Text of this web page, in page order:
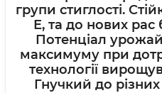
групи стиглості.
Е, та до нових
Потенціал
максимуму при
технології
Гнучкий до